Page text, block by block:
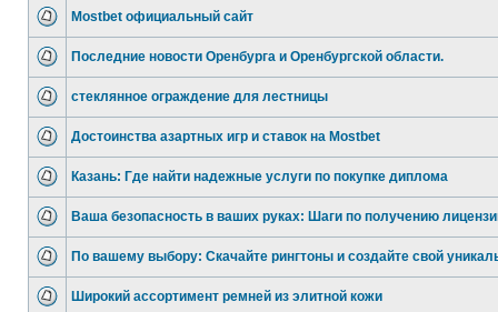
Mostbet официальный сайт
Последние новости Оренбурга и Оренбургской области.
стеклянное ограждение для лестницы
Достоинства азартных игр и ставок на Mostbet
Казань: Где найти надежные услуги по покупке диплома
Ваша безопасность в ваших руках: Шаги по получению
По вашему выбору: Скачайте рингтоны и создайте свой
Широкий ассортимент ремней из элитной кожи